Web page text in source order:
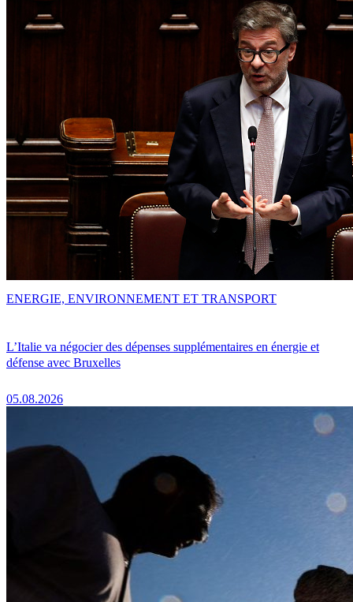
L’Italie va négocier des dépenses supplémentaires en énergie et
défense avec Bruxelles
05.08.2026
ENERGIE, ENVIRONNEMENT ET TRANSPORT